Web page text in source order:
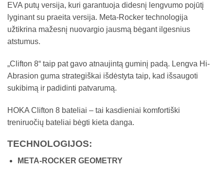
EVA putų versija, kuri garantuoja didesnį lengvumo pojūtį
lyginant su praeita versija. Meta-Rocker technologija
užtikrina mažesnį nuovargio jausmą bėgant ilgesnius
atstumus.
„Clifton 8“ taip pat gavo atnaujintą guminį padą. Lengva Hi-
Abrasion guma strategiškai išdėstyta taip, kad išsaugoti
sukibimą ir padidinti patvarumą.
HOKA Clifton 8 bateliai – tai kasdieniai komfortiški
treniruočių bateliai bėgti kieta danga.
TECHNOLOGIJOS:
META-ROCKER GEOMETRY